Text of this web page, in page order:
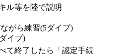
ル等を陸で説明
がら練習(5ダイブ)
イブ)
て終了したら「認定手続